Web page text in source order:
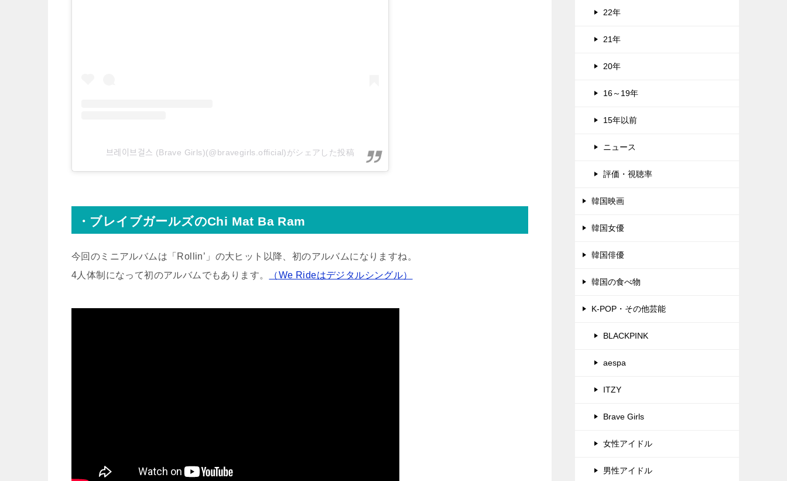
브레이브걸스 (Brave Girls)(@bravegirls.official)がシェアした投稿
・ブレイブガールズのChi Mat Ba Ram
今回のミニアルバムは「Rollin’」の大ヒット以降、初のアルバムになりますね。
4人体制になって初のアルバムでもあります。
（We Rideはデジタルシングル）
22年
21年
20年
16～19年
15年以前
ニュース
評価・視聴率
韓国映画
韓国女優
韓国俳優
韓国の食べ物
K-POP・その他芸能
BLACKPINK
aespa
ITZY
Brave Girls
女性アイドル
男性アイドル